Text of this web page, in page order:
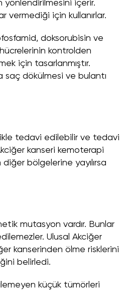
yönlendirilmesini içerir.
vermediği için kullanırlar.
doksorubisin ve
kontrolden
için tasarlanmıştır.
saç dökülmesi ve bulantı
tedavi edilebilir ve tedavi
kanseri kemoterapi
bölgelerine yayılırsa
mutasyon vardır. Bunlar
Ulusal Akciğer
kanserinden ölme risklerini
belirledi.
küçük tümörleri